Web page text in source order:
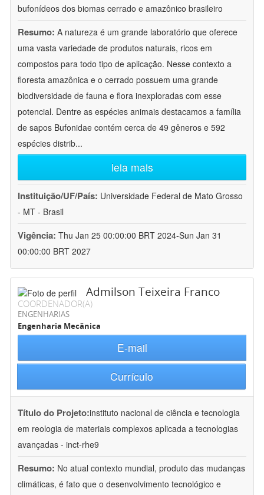
bufonídeos dos biomas cerrado e amazônico brasileiro
Resumo: A natureza é um grande laboratório que oferece
uma vasta variedade de produtos naturais, ricos em
compostos para todo tipo de aplicação. Nesse contexto a
floresta amazônica e o cerrado possuem uma grande
biodiversidade de fauna e flora inexploradas com esse
potencial. Dentre as espécies animais destacamos a família
de sapos Bufonidae contém cerca de 49 gêneros e 592
espécies distrib...
leia mais
Instituição/UF/País: Universidade Federal de Mato Grosso
- MT - Brasil
Vigência: Thu Jan 25 00:00:00 BRT 2024-Sun Jan 31
00:00:00 BRT 2027
Admilson Teixeira Franco
COORDENADOR(A)
ENGENHARIAS
Engenharia Mecânica
E-mail
Currículo
Título do Projeto:instituto nacional de ciência e tecnologia
em reologia de materiais complexos aplicada a tecnologias
avançadas - inct-rhe9
Resumo: No atual contexto mundial, produto das mudanças
climáticas, é fato que o desenvolvimento tecnológico e